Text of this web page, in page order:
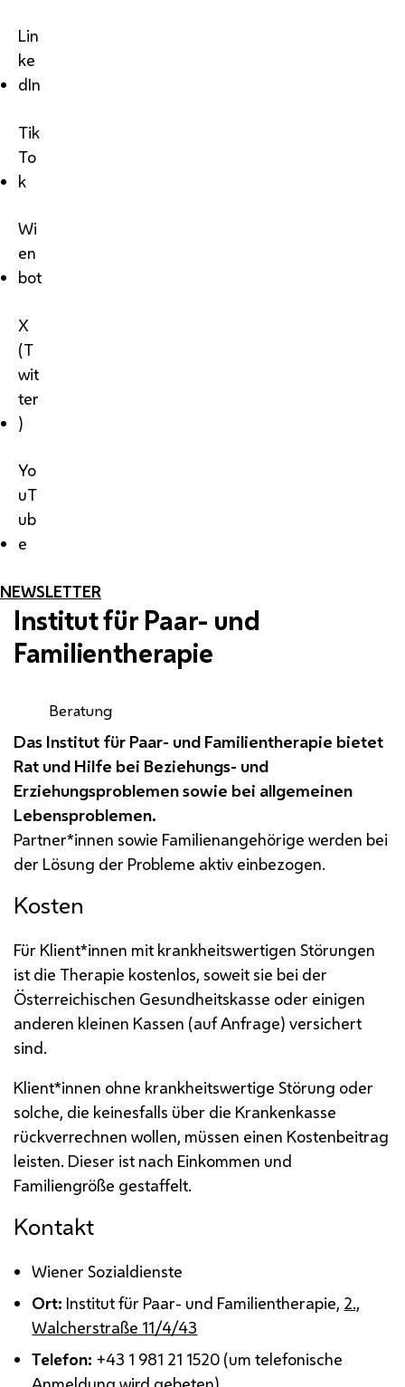
Lin
ke
dIn
Tik
To
k
Wi
en
bot
X
(T
wit
ter
)
Yo
uT
ub
e
NEWSLETTER
Institut für Paar- und
Familientherapie
Beratung
Das Institut für Paar- und Familientherapie bietet
Rat und Hilfe bei Beziehungs- und
Erziehungsproblemen sowie bei allgemeinen
Lebensproblemen.
Partner*innen sowie Familienangehörige werden bei
der Lösung der Probleme aktiv einbezogen.
Kosten
Für Klient*innen mit krankheitswertigen Störungen
ist die Therapie kostenlos, soweit sie bei der
Österreichischen Gesundheitskasse oder einigen
anderen kleinen Kassen (auf Anfrage) versichert
sind.
Klient*innen ohne krankheitswertige Störung oder
solche, die keinesfalls über die Krankenkasse
rückverrechnen wollen, müssen einen Kostenbeitrag
leisten. Dieser ist nach Einkommen und
Familiengröße gestaffelt.
Kontakt
Wiener Sozialdienste
Ort: Institut für Paar- und Familientherapie, 2.,
Walcherstraße 11/4/43
Telefon: +43 1 981 21 1520 (um telefonische